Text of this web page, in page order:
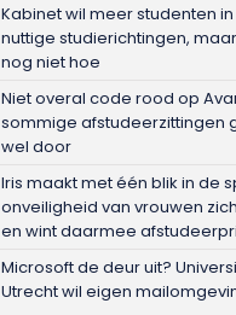
Kabinet wil meer studenten in
nuttige studierichtingen,
nog niet hoe
Niet overal code rood op
sommige afstudeerzittingen
wel door
Iris maakt met één blik in de
onveiligheid van vrouwen
en wint daarmee
Microsoft de deur uit?
Utrecht wil eigen